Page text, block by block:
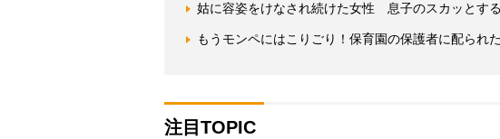
姑に容姿をけなされ続けた女性 息子のスカッとす
もうモンペにはこりごり！保育園の保護者に配られ
注目TOPIC